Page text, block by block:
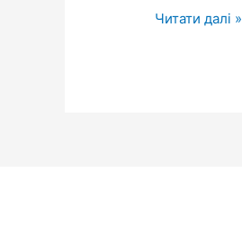
Читати далі »